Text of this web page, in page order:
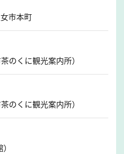
市本町
茶のくに観光案内所）
のくに観光案内所）